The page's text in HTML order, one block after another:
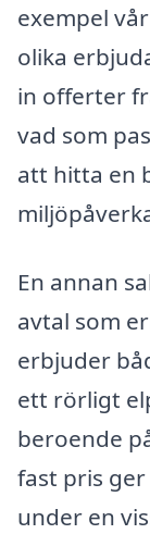
exempel
olika
in offerter
vad som
att hitta en
En annan
avtal som
erbjuder
ett rörligt
beroende
fast pris
under en